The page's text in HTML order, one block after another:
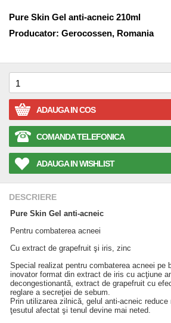
Pure Skin Gel anti-acneic 210ml
Producator: Gerocossen, Romania
ADAUGA IN COS
COMANDA TELEFONICA
ADAUGA IN WISHLIST
DESCRIERE
Pure Skin Gel anti-acneic
Pentru combaterea acneei
Cu extract de grapefruit şi iris, zinc
Special realizat pentru combaterea acneei pe
inovator format din extract de iris cu acţiune
decongestionantă, extract de grapefruit cu
reglare a secreţiei de sebum.
Prin utilizarea zilnică, gelul anti-acneic
ţesutul afectat şi tenul devine mai neted.